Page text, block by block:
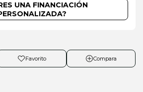
UNA FINANCIACIÓN
Favorito Compara